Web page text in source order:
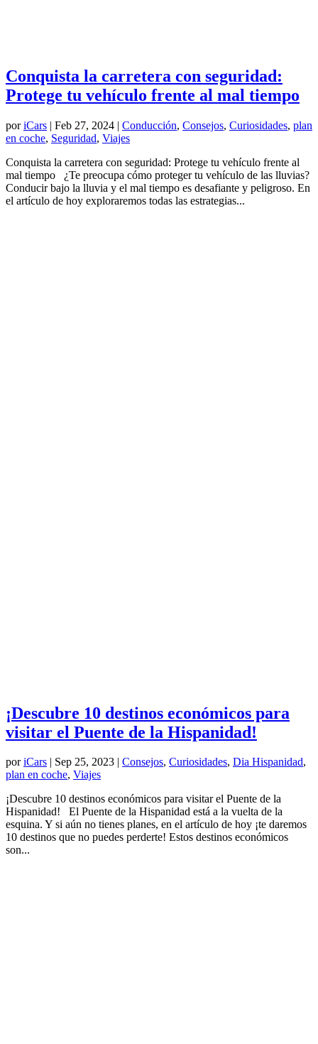
Conquista la carretera con seguridad:
Protege tu vehículo frente al mal tiempo
poriCars | Feb 27, 2024 | Conducción, Consejos, Curiosidades, plan
en coche, Seguridad, Viajes
Conquista la carretera con seguridad: Protege tu vehículo frente al
mal tiempo ¿Te preocupa cómo proteger tu vehículo de las lluvias?
Conducir bajo la lluvia y el mal tiempo es desafiante y peligroso. En
el artículo de hoy exploraremos todas las estrategias...
¡Descubre 10 destinos económicos para
visitar el Puente de la Hispanidad!
poriCars | Sep 25, 2023 | Consejos, Curiosidades, Dia Hispanidad,
plan en coche, Viajes
¡Descubre 10 destinos económicos para visitar el Puente de la
Hispanidad! El Puente de la Hispanidad está a la vuelta de la
esquina. Y si aún no tienes planes, en el artículo de hoy ¡te daremos
10 destinos que no puedes perderte! Estos destinos económicos
son...